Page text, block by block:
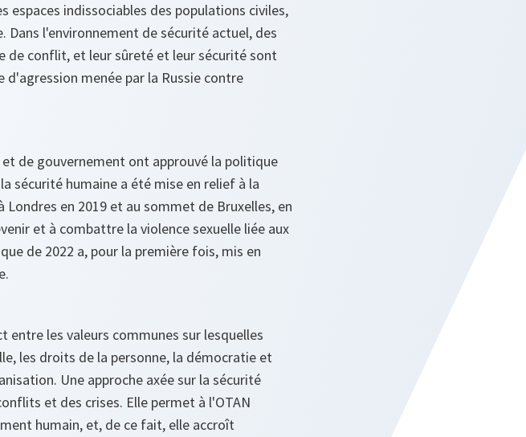
espaces indissociables des populations civiles,
l'environnement de sécurité actuel, des
de conflit, et leur sûreté et leur sécurité sont
menée par la Russie contre
de gouvernement ont approuvé la politique
sécurité humaine a été mise en relief à la
en 2019 et au sommet de Bruxelles, en
et à combattre la violence sexuelle liée aux
de 2022 a, pour la première fois, mis en
les valeurs communes sur lesquelles
les droits de la personne, la démocratie et
Une approche axée sur la sécurité
et des crises. Elle permet à l'OTAN
humain, et, de ce fait, elle accroît